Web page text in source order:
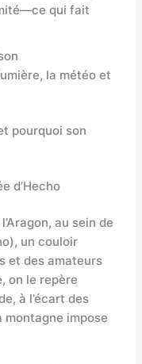
qui fait
la météo et
pourquoi son
d’Hecho
au sein de
un couloir
et des amateurs
on le repère
à l’écart des
montagne impose